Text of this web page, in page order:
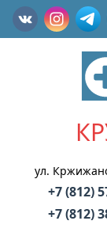
ул.
+7 (812)
+7 (812)